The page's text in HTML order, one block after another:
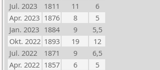
Jul. 2023
1811 11
6
Apr. 2023 1876 8
5
Jan. 2023 1884 9
5,5
Okt. 2022 1893 19
12
Jul. 2022
1871 9
6,5
Apr. 2022 1857 6
5